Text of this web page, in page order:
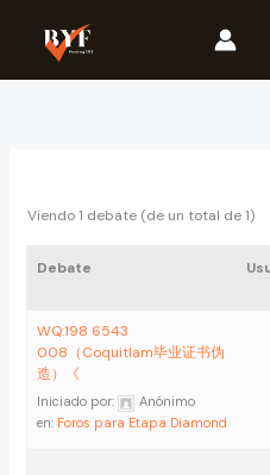
contenido
Viendo 1 debate (de un total de 1)
Debate
WQ:198 6543
008（Coquitlam毕业证书伪
造）《
Iniciado por:
Anónimo
en: Foros para Etapa Diamond